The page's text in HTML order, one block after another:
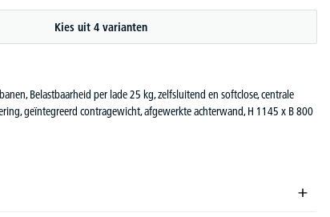
Kies uit 4 varianten
Belastbaarheid per lade 25 kg, zelfsluitend en softclose, centrale
geïntegreerd contragewicht, afgewerkte achterwand, H 1145 x B 800